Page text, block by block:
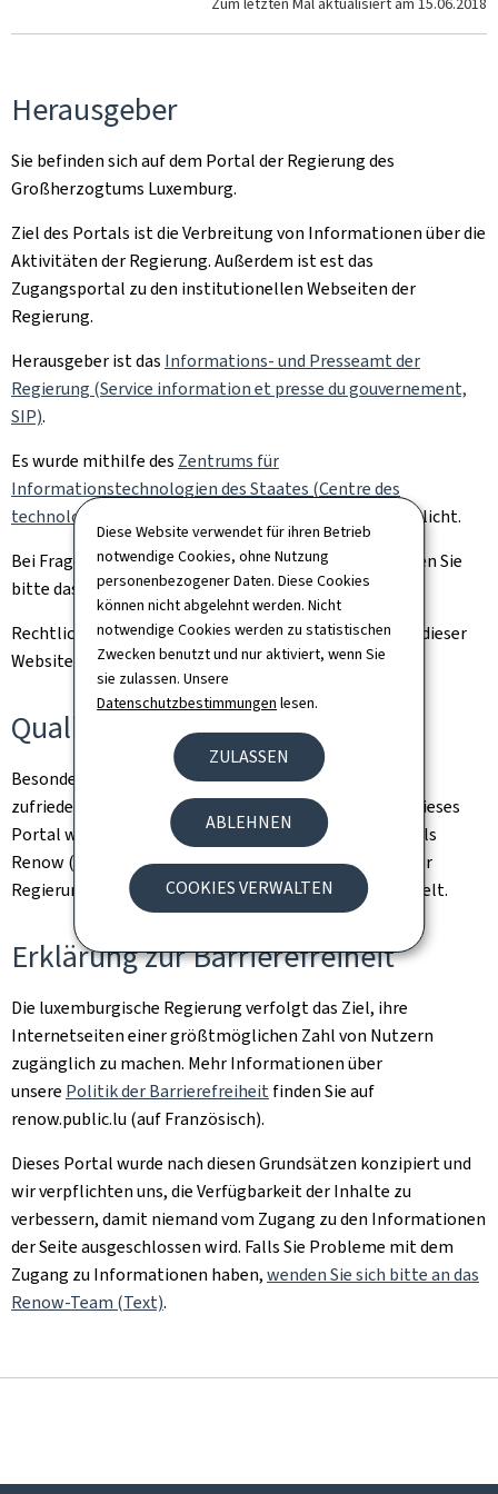
Diese Website verwendet für ihren Betrieb
notwendige Cookies, ohne Nutzung
personenbezogener Daten. Diese Cookies
können nicht abgelehnt werden. Nicht
notwendige Cookies werden zu statistischen
Zwecken benutzt und nur aktiviert, wenn Sie
sie zulassen. Unsere
Datenschutzbestimmungen lesen.
ZULASSEN
ABLEHNEN
COOKIES VERWALTEN
Herausgeber
Sie befinden sich auf dem Portal der Regierung des
Großherzogtums Luxemburg.
Ziel des Portals ist die Verbreitung von Informationen über die
Aktivitäten der Regierung. Außerdem ist est das
Zugangsportal zu den institutionellen Webseiten der
Regierung.
Herausgeber ist das Informations- und Presseamt der
Regierung (Service information et presse du gouvernement,
SIP).
Es wurde mithilfe des Zentrums für
Informationstechnologien des Staates (Centre des
technologies de l'information et l'Etat, CTIE).
verwirklicht.
Bei Fragen zu diesem Portal und seinen Inhalten nutzen Sie
bitte das
Kontaktformular.
Rechtliche Hinweise und Informationen zum Hosting dieser
Website finden Sie auf der Seiterechtliche Aspekte
Qualität
Besonderes Augenmerk galt der Gewährleistung eines
zufriedenstellenden Qualitäts- und Zugangsniveaus. Dieses
Portal wird nach den Empfehlungen des Bezugsmodells
Renow (Bezugsmodell der Websites-Normalisation der
Regierung des Großherzogtums Luxemburgs) entwickelt.
Erklärung zur Barrierefreiheit
Die luxemburgische Regierung verfolgt das Ziel, ihre
Internetseiten einer größtmöglichen Zahl von Nutzern
zugänglich zu machen. Mehr Informationen über
unsere Politik der Barrierefreiheitfinden Sie auf
renow.public.lu (auf Französisch).
Dieses Portal wurde nach diesen Grundsätzen konzipiert und
wir verpflichten uns, die Verfügbarkeit der Inhalte zu
verbessern, damit niemand vom Zugang zu den Informationen
der Seite ausgeschlossen wird. Falls Sie Probleme mit dem
Zugang zu Informationen haben,wenden Sie sich bitte an das
Renow-Team (Text).